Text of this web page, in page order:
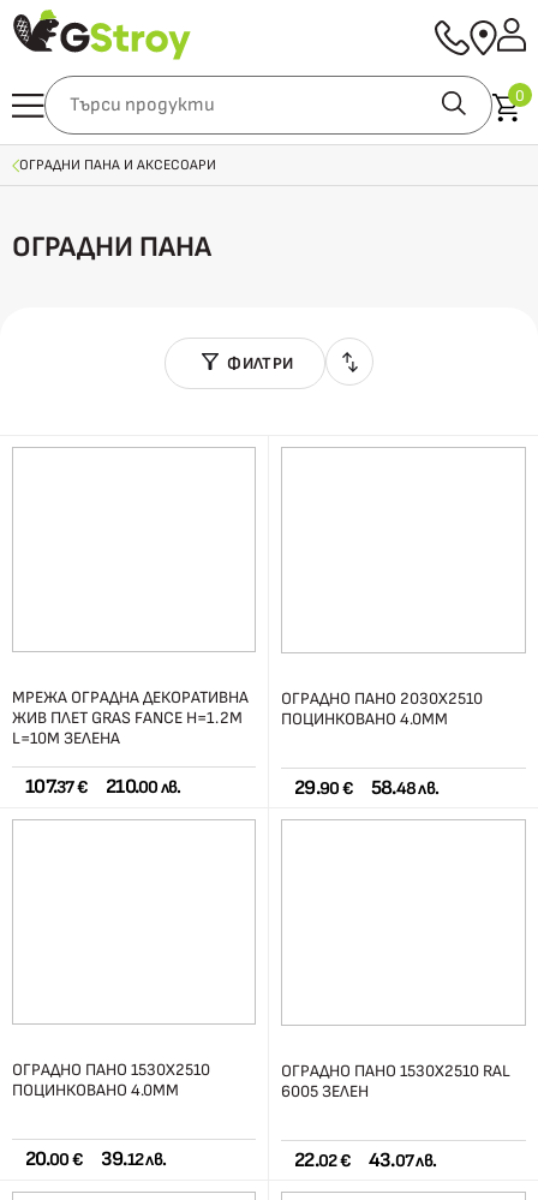
0
ОГРАДНИ ПАНА И АКСЕСОАРИ
ОГРАДНИ ПАНА
ФИЛТРИ
МРЕЖА ОГРАДНА ДЕКОРАТИВНА
ЖИВ ПЛЕТ GRAS FANCE H=1.2М
L=10М ЗЕЛЕНА
107.37 € 210.00 лв.
ОГРАДНО ПАНО 2030X2510
ПОЦИНКОВАНО 4.0ММ
29.90 € 58.48 лв.
ОГРАДНО ПАНО 1530X2510
ПОЦИНКОВАНО 4.0ММ
20.00 € 39.12 лв.
ОГРАДНО ПАНО 1530X2510 RAL
6005 ЗЕЛЕН
22.02 € 43.07 лв.